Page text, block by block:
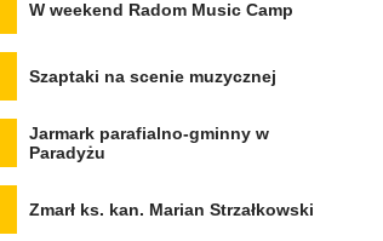
W weekend Radom Music Camp
Szaptaki na scenie muzycznej
Jarmark parafialno-gminny w
Paradyżu
Zmarł ks. kan. Marian Strzałkowski